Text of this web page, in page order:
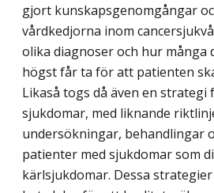
gjort kunskapsgenomgångar
vård­kedjorna inom
olika diagnoser och hur många
högst får ta för att patienten
Likaså togs då även en strategi
sjukdomar, med liknande
undersökningar, behandlingar
patienter med sjukdomar som
kärl­sjukdomar. Dessa